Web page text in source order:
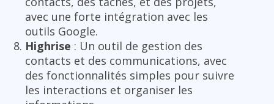
avec une forte intégration avec les
outils Google.
Highrise : Un outil de gestion des
contacts et des communications, avec
des fonctionnalités simples pour suivre
les interactions et organiser les